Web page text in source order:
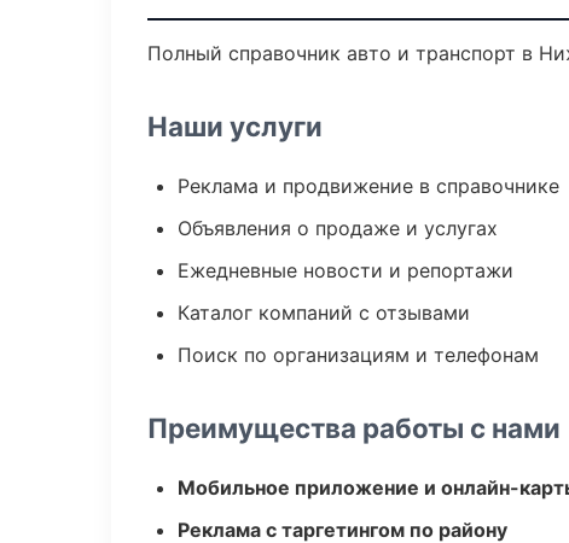
Полный справочник авто и транспорт в
Наши услуги
Реклама и продвижение в справочнике
Объявления о продаже и услугах
Ежедневные новости и репортажи
Каталог компаний с отзывами
Поиск по организациям и телефонам
Преимущества работы с нами
Мобильное приложение и онлайн-
Реклама с таргетингом по району